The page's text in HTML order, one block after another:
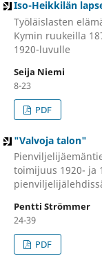
Iso-Heikkilän
Työläislasten
Kymin ruukeilla
1920-luvulle
Seija Niemi
8-23
PDF
"Valvoja talon"
toimijuus 1920- ja
Pentti Strömmer
24-39
PDF